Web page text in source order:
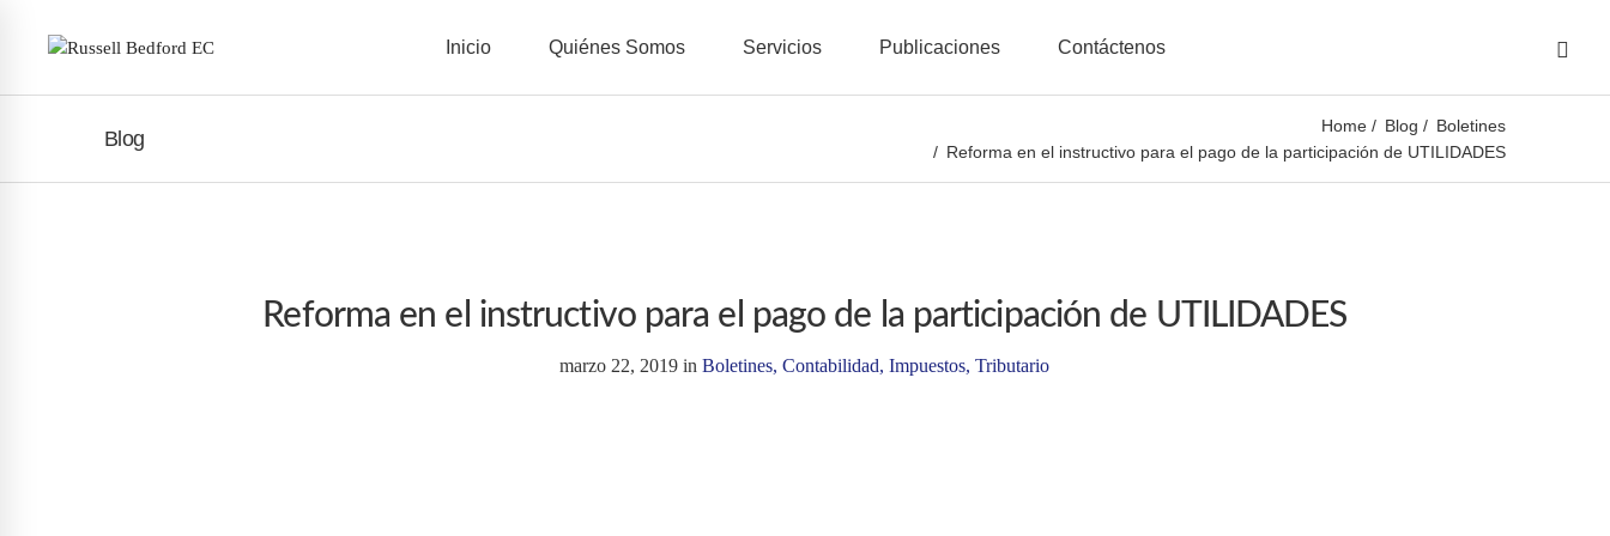
Inicio Quiénes Somos Servicios Publicaciones Contáctenos
Blog
Home Blog
Boletines
Reforma en el instructivo para el pago de la participación de UTILIDADES
Reforma en el instructivo para el pago de la participación de UTILIDADES
marzo 22, 2019 inBoletines,Contabilidad,Impuestos,Tributario